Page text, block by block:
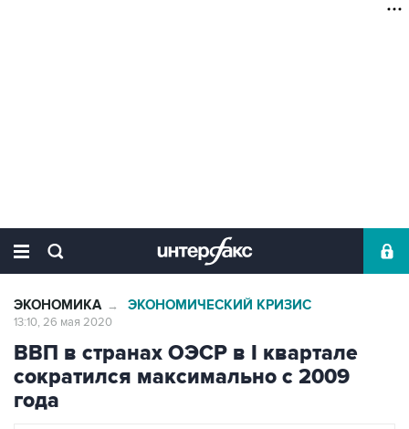
ЭКОНОМИКА → ЭКОНОМИЧЕСКИЙ КРИЗИС
13:10, 26 мая 2020
ВВП в странах ОЭСР в I квартале
сократился максимально с 2009
года